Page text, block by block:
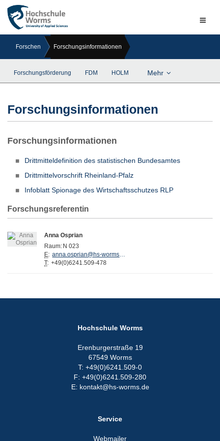
Forschen Forschungsinformationen
Forschungsförderung FDM HOLM Mehr
Forschungsinformationen
Forschungsinformationen
Drittmitteldefinition des statistischen Bundesamtes
Drittmittelvorschrift Rheinland-Pfalz
Infoblatt Spionage des Wirtschaftsschutzes RLP
Forschungsreferentin
Anna Osprian
Raum: N 023
E:
anna.osprian@hs-worms.de
T: +49(0)6241.509-478
Hochschule Worms
Erenburgerstraße 19
67549 Worms
T: +49(0)6241.509-0
F: +49(0)6241.509-280
E: kontakt@hs-worms.de
Service
Webmailer